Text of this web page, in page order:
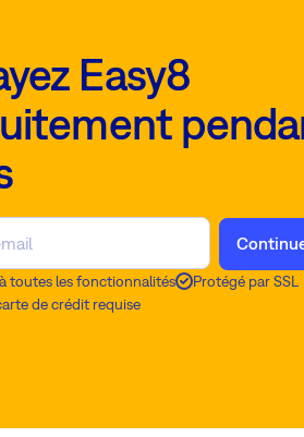
Easy8
toutes les fonctionnalités
Protégé par SSL
de crédit requise